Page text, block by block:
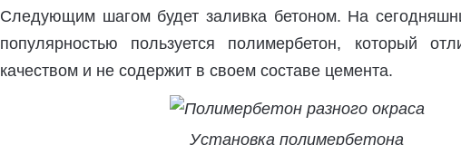
Следующим шагом будет заливка бетоном. На
популярностью пользуется полимербетон, который
качеством и не содержит в своем составе цемента.
Установка полимербетона